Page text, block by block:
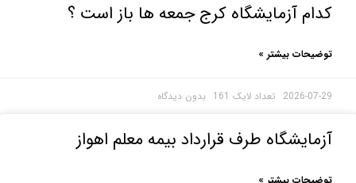
آزمایشگاه کرج جمعه ها باز است ؟
بیشتر »
2026- بدون دیدگاه
طرف قرارداد بیمه معلم اهواز